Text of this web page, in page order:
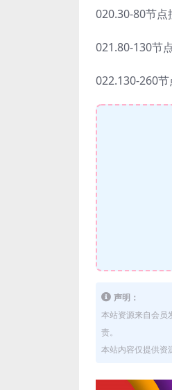
020.30-80节
021.80-130节
022.130-260
声明：
本站资源来自会员
责。
本站内容仅提供资